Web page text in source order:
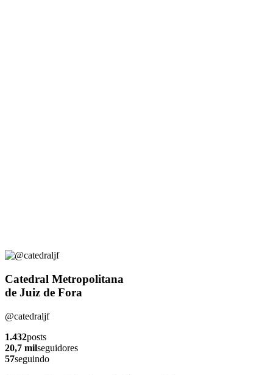
Catedral Metropolitana
de Juiz de Fora
@catedraljf
1.432posts
20,7 milseguidores
57seguindo